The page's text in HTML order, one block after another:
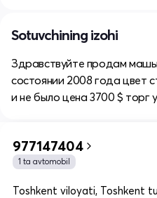
Sotuvchining izohi
Здравствуйте продам
состоянии 2008 года цвет
и не было цена 3700 $ торг
977147404
1 ta avtomobil
Toshkent viloyati, Toshkent